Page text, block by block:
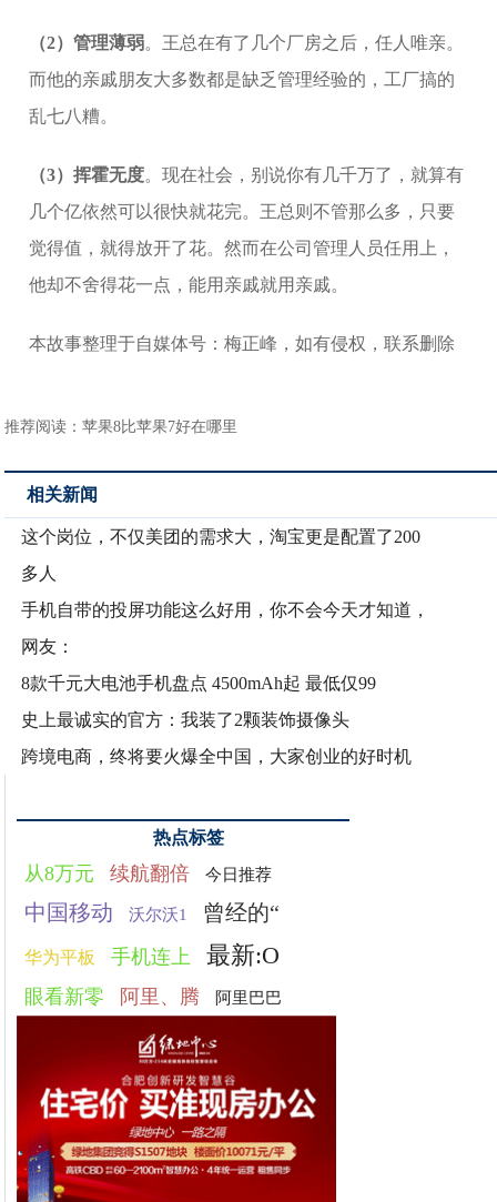
（2）管理薄弱。王总在有了几个厂房之后，任人唯亲。
而他的亲戚朋友大多数都是缺乏管理经验的，工厂搞的
乱七八糟。
（3）挥霍无度。现在社会，别说你有几千万了，就算有
几个亿依然可以很快就花完。王总则不管那么多，只要
觉得值，就得放开了花。然而在公司管理人员任用上，
他却不舍得花一点，能用亲戚就用亲戚。
本故事整理于自媒体号：梅正峰，如有侵权，联系删除
推荐阅读：苹果8比苹果7好在哪里
相关新闻
这个岗位，不仅美团的需求大，淘宝更是配置了200
多人
手机自带的投屏功能这么好用，你不会今天才知道，
网友：
8款千元大电池手机盘点 4500mAh起 最低仅99
史上最诚实的官方：我装了2颗装饰摄像头
跨境电商，终将要火爆全中国，大家创业的好时机
热点标签
从8万元 续航翻倍 今日推荐
中国移动 沃尔沃1 曾经的“
华为平板 手机连上 最新:O
眼看新零 阿里、腾 阿里巴巴